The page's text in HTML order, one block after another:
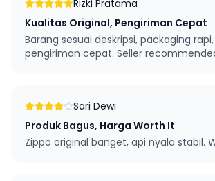
Rizki Pratama
Kualitas Original, Pengiriman Cepat
Barang sesuai deskripsi, packaging
pengiriman cepat. Seller
Sari Dewi
Produk Bagus, Harga Worth It
Zippo original banget, api nyala stabil.